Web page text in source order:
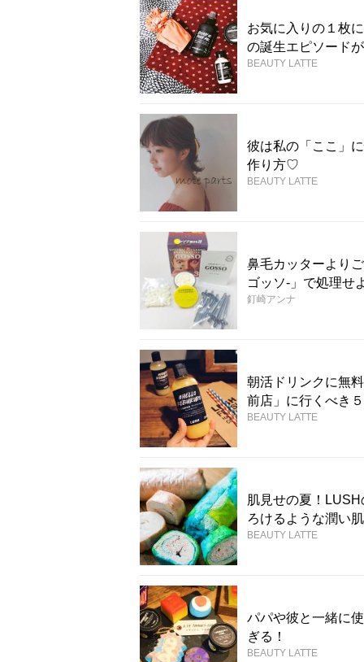
お気に入りの１枚
の誕生エピソード
BEAUTY LATTE
彼は私の「ここ」
作り方♡
BEAUTY LATTE
鼻毛カッターより
ゴッソ-」で処理せ
釘崎アンナ
朝活ドリンクに無
前店」に行くべき
BEAUTY LATTE
肌見せの夏！
ろけるような潤い
BEAUTY LATTE
パパや彼と一緒に
ぎる！
BEAUTY LATTE